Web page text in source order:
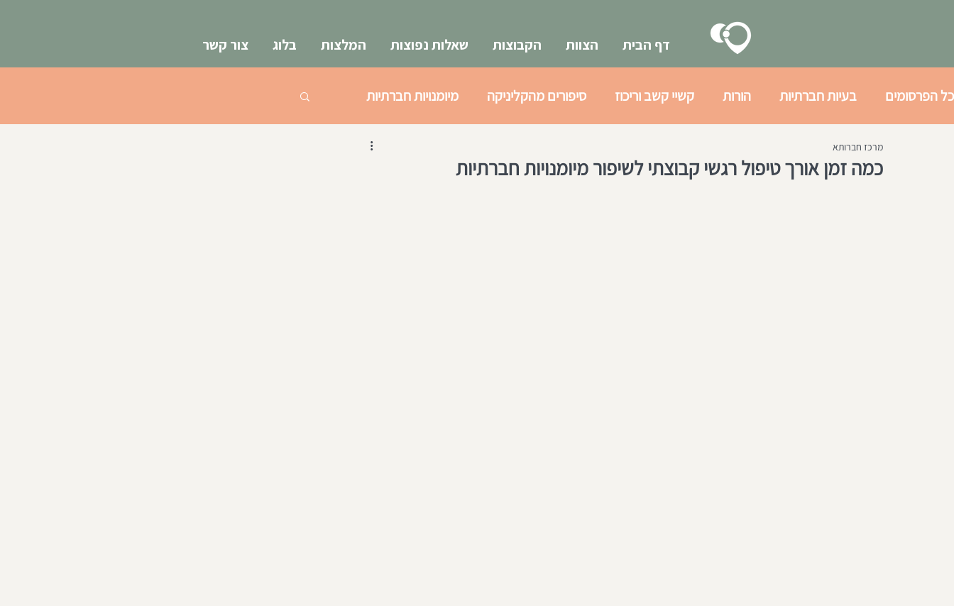
דף הבית הצוות הקבוצות שאלות נפוצות המלצות בלוג צור קשר
כל הפרסומים בעיות חברתיות הורות קשיי קשב וריכוז סיפורים מהקליניקה מיומנויות חברתיות
בעיות רגשיות
כמה זמן אורך טיפול רגשי קבוצתי לשיפור מיומנויות חברתיות
מרכז חברותא